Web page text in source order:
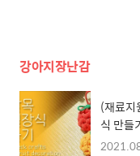
강아지장난감
(재료지
식 만들